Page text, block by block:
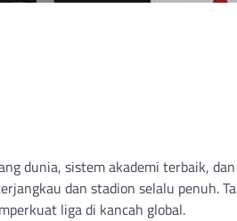
dunia, sistem akademi terbaik,
dan stadion selalu penuh.
liga di kancah global.